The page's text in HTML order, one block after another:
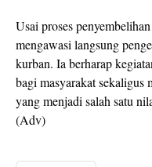
Usai proses
mengawasi langsung
kurban. Ia berharap
bagi masyarakat sekaligus
yang menjadi salah satu
(Adv)